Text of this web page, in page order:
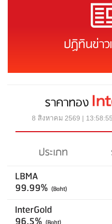
ปฏิทินข่า
ราคาทอง
8 สิงหาคม 2569 |
ประเภท
LBMA
99.99% (Baht)
InterGold